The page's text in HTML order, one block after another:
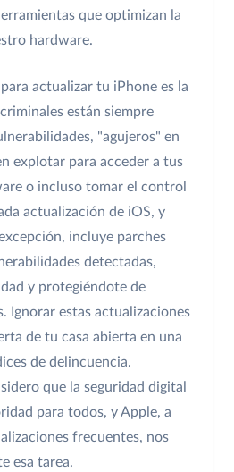
que optimizan la
hardware.
actualizar tu iPhone es la
están siempre
"agujeros" en
explotar para acceder a tus
o incluso tomar el control
actualización de iOS, y
incluye parches
detectadas,
y protegiéndote de
Ignorar estas actualizaciones
de tu casa abierta en una
de delincuencia.
que la seguridad digital
para todos, y Apple, a
frecuentes, nos
esa tarea.